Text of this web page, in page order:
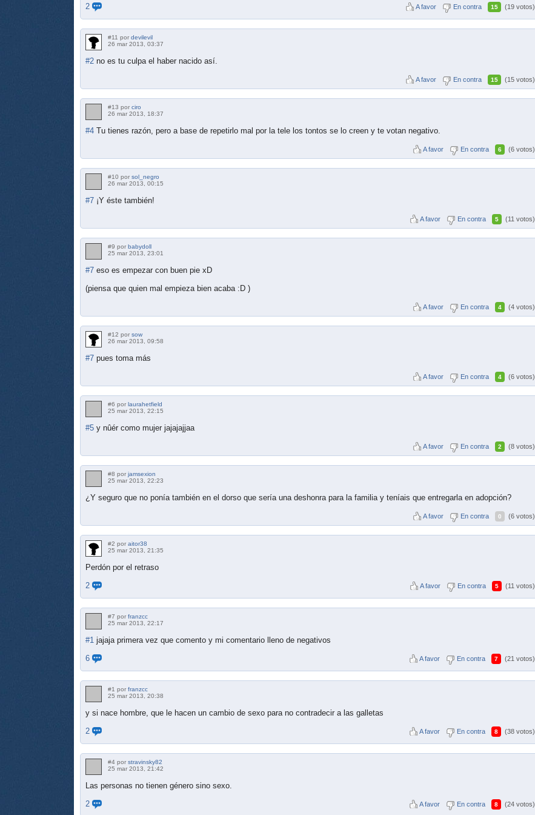
2
A favor En contra 15 (19 votos)
#11 por devilevil
26 mar 2013, 03:37
#2 no es tu culpa el haber nacido así.
A favor En contra 15 (15 votos)
#13 por ciro
26 mar 2013, 18:37
#4 Tu tienes razón, pero a base de repetirlo mal por la tele los tontos se lo creen y te votan negativo.
A favor En contra 6 (6 votos)
#10 por sol_negro
26 mar 2013, 00:15
#7 ¡Y éste también!
A favor En contra 5 (11 votos)
#9 por babydoll
25 mar 2013, 23:01
#7 eso es empezar con buen pie xD
(piensa que quien mal empieza bien acaba :D )
A favor En contra 4 (4 votos)
#12 por sow
26 mar 2013, 09:58
#7 pues toma más
A favor En contra 4 (6 votos)
#6 por laurahetfield
25 mar 2013, 22:15
#5 y nûér como mujer jajajajjaa
A favor En contra 2 (8 votos)
#8 por jamsexion
25 mar 2013, 22:23
¿Y seguro que no ponía también en el dorso que sería una deshonra para la familia y teníais que entregarla en adopción?
A favor En contra 0 (6 votos)
#2 por aitor38
25 mar 2013, 21:35
Perdón por el retraso
2
A favor En contra 5 (11 votos)
#7 por franzcc
25 mar 2013, 22:17
#1 jajaja primera vez que comento y mi comentario lleno de negativos
6
A favor En contra 7 (21 votos)
#1 por franzcc
25 mar 2013, 20:38
y si nace hombre, que le hacen un cambio de sexo para no contradecir a las galletas
2
A favor En contra 8 (38 votos)
#4 por stravinsky82
25 mar 2013, 21:42
Las personas no tienen género sino sexo.
2
A favor En contra 8 (24 votos)